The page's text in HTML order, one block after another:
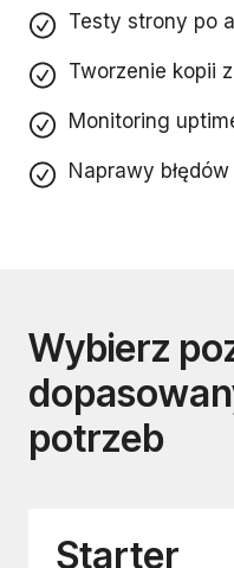
Testy strony po
Tworzenie kopii
Monitoring
Naprawy
Wybierz
potrzeb
Starter